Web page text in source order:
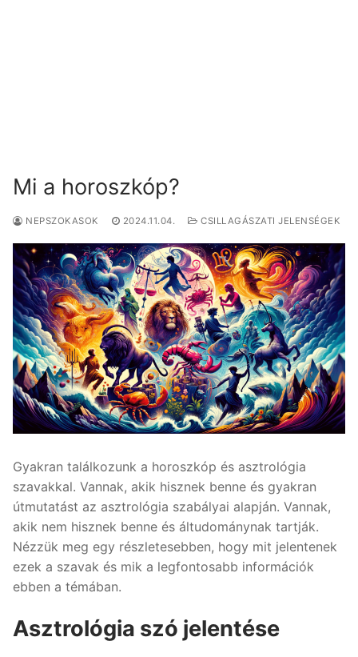
Mi a horoszkóp?
NEPSZOKASOK 2024.11.04. CSILLAGÁSZATI JELENSÉGEK
Gyakran találkozunk a horoszkóp és asztrológia
szavakkal. Vannak, akik hisznek benne és gyakran
útmutatást az asztrológia szabályai alapján. Vannak,
akik nem hisznek benne és áltudománynak tartják.
Nézzük meg egy részletesebben, hogy mit jelentenek
ezek a szavak és mik a legfontosabb információk
ebben a témában.
Asztrológia szó jelentése